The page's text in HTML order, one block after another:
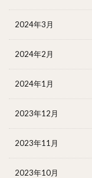
2024年3月
2024年2月
2024年1月
2023年12月
2023年11月
2023年10月